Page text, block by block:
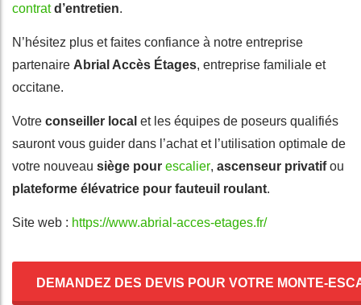
contratd’entretien.
N’hésitez plus et faites confiance à notre entreprise
partenaire Abrial Accès Étages, entreprise familiale et
occitane.
Votre conseiller local et les équipes de poseurs qualifiés
sauront vous guider dans l’achat et l’utilisation optimale de
votre nouveau siège pour escalier, ascenseur privatifou
plateforme élévatrice pour fauteuil roulant.
Site web : https://www.abrial-acces-etages.fr/
DEMANDEZ DES DEVIS POUR VOTRE MONTE-